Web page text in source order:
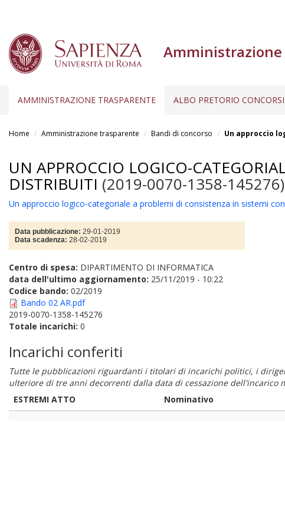
AMMINISTRAZIONE TRASPARENTE ALBO PRETORIO CONCORSI
Home Amministrazione trasparente Bandi di concorso Un approccio
UN APPROCCIO LOGICO-
DISTRIBUITI (2019-0070-1358-145276)
Un approccio logico-categoriale a problemi di consistenza in sistemi
Data pubblicazione: 29-01-2019
Data scadenza: 28-02-2019
Centro di spesa: DIPARTIMENTO DI INFORMATICA
data dell'ultimo aggiornamento: 25/11/2019 - 10:22
Codice bando: 02/2019
Bando 02 AR.pdf
2019-0070-1358-145276
Totale incarichi: 0
Incarichi conferiti
Tutte le pubblicazioni riguardanti i titolari di incarichi politici, i
ulteriore di tre anni decorrenti dalla data di cessazione dell'incarico
ESTREMI ATTO
Nominativo